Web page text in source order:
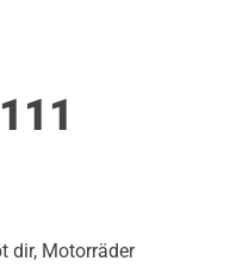
dir, Motorräder